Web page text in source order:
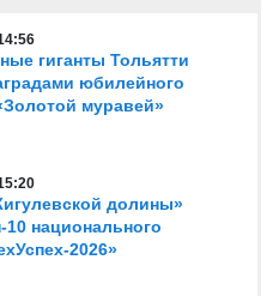
гиганты Тольятти
юбилейного
муравей»
долины»
национального
2026»